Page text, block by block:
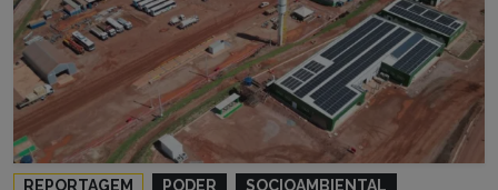
REPORTAGEM PODER SOCIOAMBIENTAL